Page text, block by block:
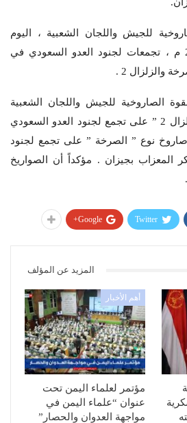
للجيش واللجان الشعبية ، اليوم
الاثنين 15 أغسطس 2016 م ، تجمعات لجنود العدو السعودي في
والزلزال 2 .
الصاروخية للجيش واللجان الشعبية
أطلقت صاروخين نوع ” زلزال 2 ” على تجمع لجنود العدو السعودي
نوع ” الصرخة ” على تجمع لجنود
المعزاب بجيزان . مؤكداً أن الصواريخ
Twitter
Google+
المزيد عن المؤلف
أهم الأخبار
مؤتمر لعلماء اليمن تحت
عنوان “علماء اليمن في
مواجهة العدوان والحصار”